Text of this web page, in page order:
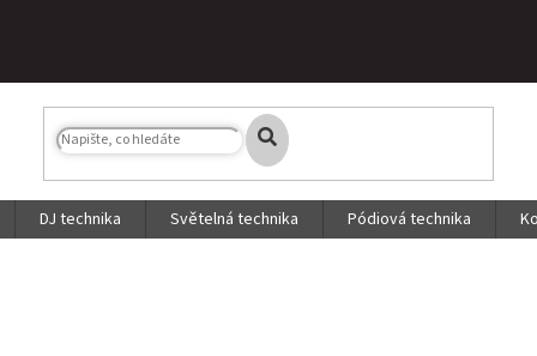
DJ technika Světelná technika Pódiová technika